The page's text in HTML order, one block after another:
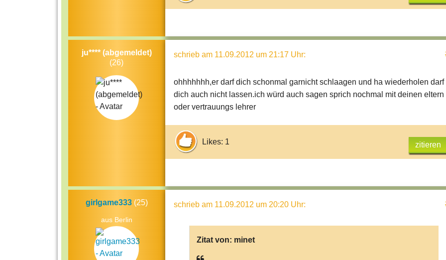
ju**** (abgemeldet)
(26)
schrieb am 11.09.2012 um 21:17 Uhr:
ohhhhhhh,er darf dich schonmal garnicht schlaagen und ha wiederholen darf
dich auch nicht lassen.ich würd auch sagen sprich nochmal mit deinen eltern
oder vertrauungs lehrer
Likes: 1 zitieren
girlgame333(25)
aus Berlin
schrieb am 11.09.2012 um 20:20 Uhr:
Zitat von: minet